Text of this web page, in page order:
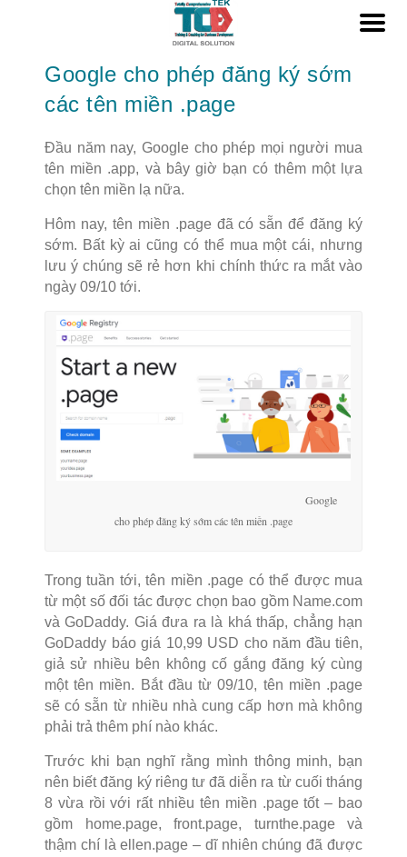
Google cho phép đăng ký sớm
các tên miền .page
Đầu năm nay, Google cho phép mọi người mua
tên miền .app, và bây giờ bạn có thêm một lựa
chọn tên miền lạ nữa.
Hôm nay, tên miền .page đã có sẵn để đăng ký
sớm. Bất kỳ ai cũng có thể mua một cái, nhưng
lưu ý chúng sẽ rẻ hơn khi chính thức ra mắt vào
ngày 09/10 tới.
Google
cho phép đăng ký sớm các tên miền .page
Trong tuần tới, tên miền .page có thể được mua
từ một số đối tác được chọn bao gồm Name.com
và GoDaddy. Giá đưa ra là khá thấp, chẳng hạn
GoDaddy báo giá 10,99 USD cho năm đầu tiên,
giả sử nhiều bên không cố gắng đăng ký cùng
một tên miền. Bắt đầu từ 09/10, tên miền .page
sẽ có sẵn từ nhiều nhà cung cấp hơn mà không
phải trả thêm phí nào khác.
Trước khi bạn nghĩ rằng mình thông minh, bạn
nên biết đăng ký riêng tư đã diễn ra từ cuối tháng
8 vừa rồi với rất nhiều tên miền .page tốt – bao
gồm home.page, front.page, turnthe.page và
thậm chí là ellen.page – dĩ nhiên chúng đã được